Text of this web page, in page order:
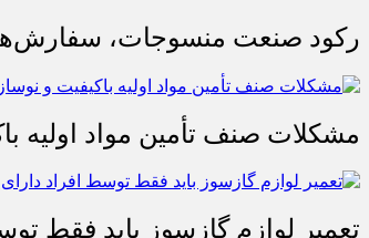
رکود صنعت منسوجات،
مشکلات صنف تأمین مواد